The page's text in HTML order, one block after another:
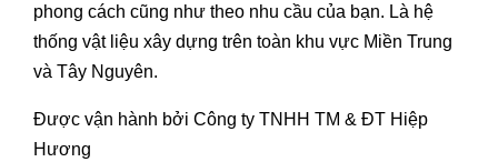
phong cách cũng như theo nhu cầu của bạn. Là hệ
thống vật liệu xây dựng trên toàn khu vực Miền Trung
và Tây Nguyên.
Được vận hành bởi Công ty TNHH TM & ĐT Hiệp
Hương